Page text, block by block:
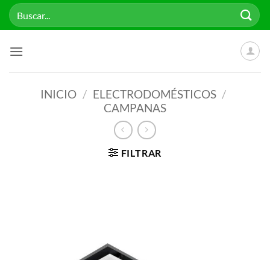
Saltar
Buscar
por:
INICIO / ELECTRODOMÉSTICOS /
CAMPANAS
FILTRAR